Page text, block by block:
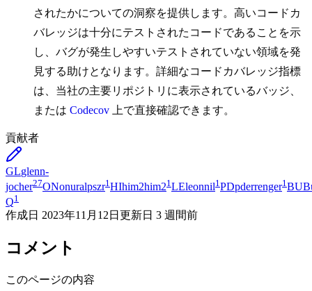
されたかについての洞察を提供します。高いコードカ
バレッジは十分にテストされたコードであることを示
し、バグが発生しやすいテストされていない領域を発
見する助けとなります。詳細なコードカバレッジ指標
は、当社の主要リポジトリに表示されているバッジ、
または Codecov 上で直接確認できます。
貢献者
GLglenn-
jocher27ONonuralpszr1 HIhim2him21 LEleonnil1 PDpderrenger1 BU
Q1
作成日 2023年11月12日 更新日 3 週間前
コメント
このページの内容